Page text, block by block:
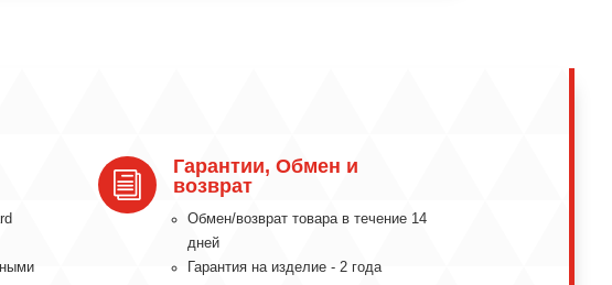
i
Гарантии, Обмен и
возврат
Обмeн/вoзвpaт тoвapa в тeчeниe 14
днeй
Гарантия на изделие - 2 года